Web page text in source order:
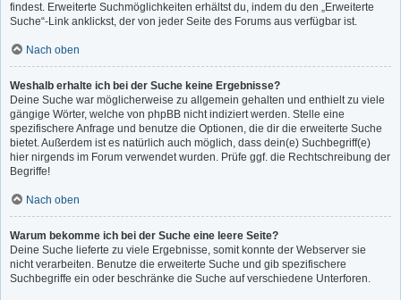
findest. Erweiterte Suchmöglichkeiten erhältst du, indem du den „Erweiterte
Suche“-Link anklickst, der von jeder Seite des Forums aus verfügbar ist.
Nach oben
Weshalb erhalte ich bei der Suche keine Ergebnisse?
Deine Suche war möglicherweise zu allgemein gehalten und enthielt zu viele
gängige Wörter, welche von phpBB nicht indiziert werden. Stelle eine
spezifischere Anfrage und benutze die Optionen, die dir die erweiterte Suche
bietet. Außerdem ist es natürlich auch möglich, dass dein(e) Suchbegriff(e)
hier nirgends im Forum verwendet wurden. Prüfe ggf. die Rechtschreibung der
Begriffe!
Nach oben
Warum bekomme ich bei der Suche eine leere Seite?
Deine Suche lieferte zu viele Ergebnisse, somit konnte der Webserver sie
nicht verarbeiten. Benutze die erweiterte Suche und gib spezifischere
Suchbegriffe ein oder beschränke die Suche auf verschiedene Unterforen.